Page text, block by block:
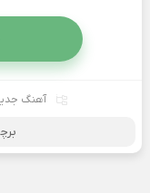
آهنگ